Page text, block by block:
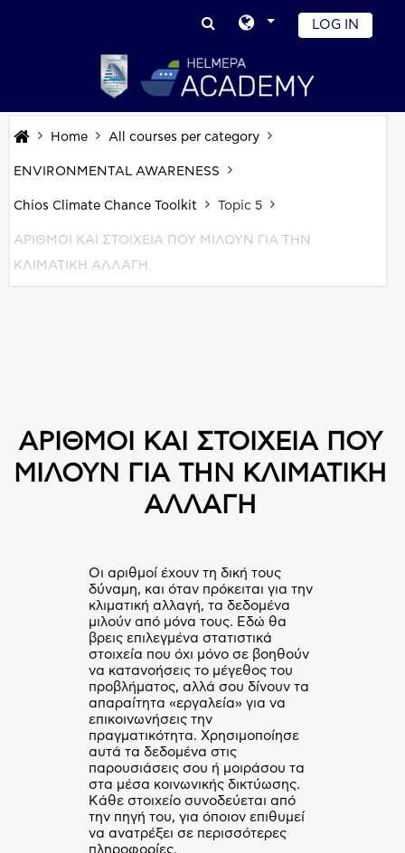
LOG IN
Home All courses per category
ENVIRONMENTAL AWARENESS
Chios Climate Chance Toolkit Topic 5
ΑΡΙΘΜΟΙ ΚΑΙ ΣΤΟΙΧΕΙΑ ΠΟΥ ΜΙΛΟΥΝ ΓΙΑ ΤΗΝ
ΚΛΙΜΑΤΙΚΗ ΑΛΛΑΓΗ
ΑΡΙΘΜΟΙ ΚΑΙ ΣΤΟΙΧΕΙΑ ΠΟΥ
ΜΙΛΟΥΝ ΓΙΑ ΤΗΝ ΚΛΙΜΑΤΙΚΗ
ΑΛΛΑΓΗ
Οι αριθμοί έχουν τη δική τους
δύναμη, και όταν πρόκειται για την
κλιματική αλλαγή, τα δεδομένα
μιλούν από μόνα τους. Εδώ θα
βρεις επιλεγμένα στατιστικά
στοιχεία που όχι μόνο σε βοηθούν
να κατανοήσεις το μέγεθος του
προβλήματος, αλλά σου δίνουν τα
απαραίτητα «εργαλεία» για να
επικοινωνήσεις την
πραγματικότητα. Χρησιμοποίησε
αυτά τα δεδομένα στις
παρουσιάσεις σου ή μοιράσου τα
στα μέσα κοινωνικής δικτύωσης.
Κάθε στοιχείο συνοδεύεται από
την πηγή του, για όποιον επιθυμεί
να ανατρέξει σε περισσότερες
πληροφορίες.